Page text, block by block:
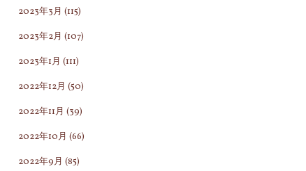
2023年3月 (115)
2023年2月 (107)
2023年1月 (111)
2022年12月 (50)
2022年11月 (39)
2022年10月 (66)
2022年9月 (85)